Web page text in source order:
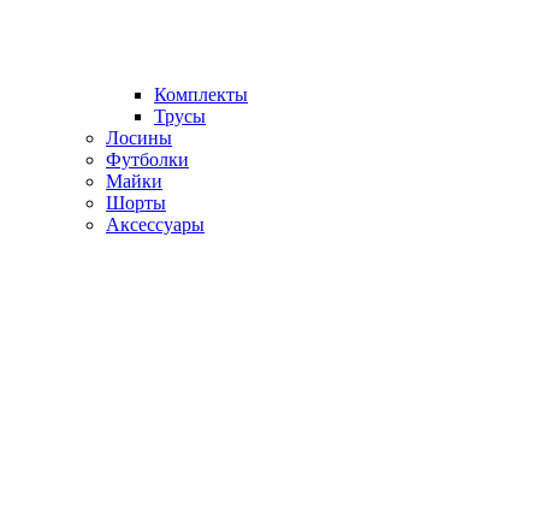
Комплекты
Трусы
Лосины
Футболки
Майки
Шорты
Аксессуары